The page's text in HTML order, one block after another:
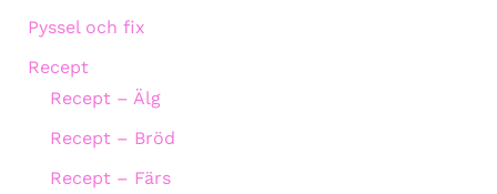
Pyssel och fix
Recept
Recept – Älg
Recept – Bröd
Recept – Färs